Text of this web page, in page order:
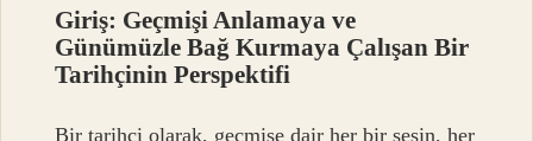
Giriş: Geçmişi Anlamaya ve
Günümüzle Bağ Kurmaya Çalışan Bir
Tarihçinin Perspektifi
Bir tarihçi olarak, geçmişe dair her bir sesin, her